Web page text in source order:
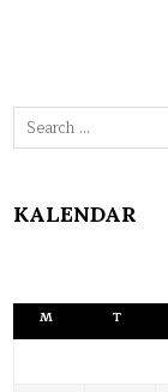
Search
for:
KALENDAR
M T